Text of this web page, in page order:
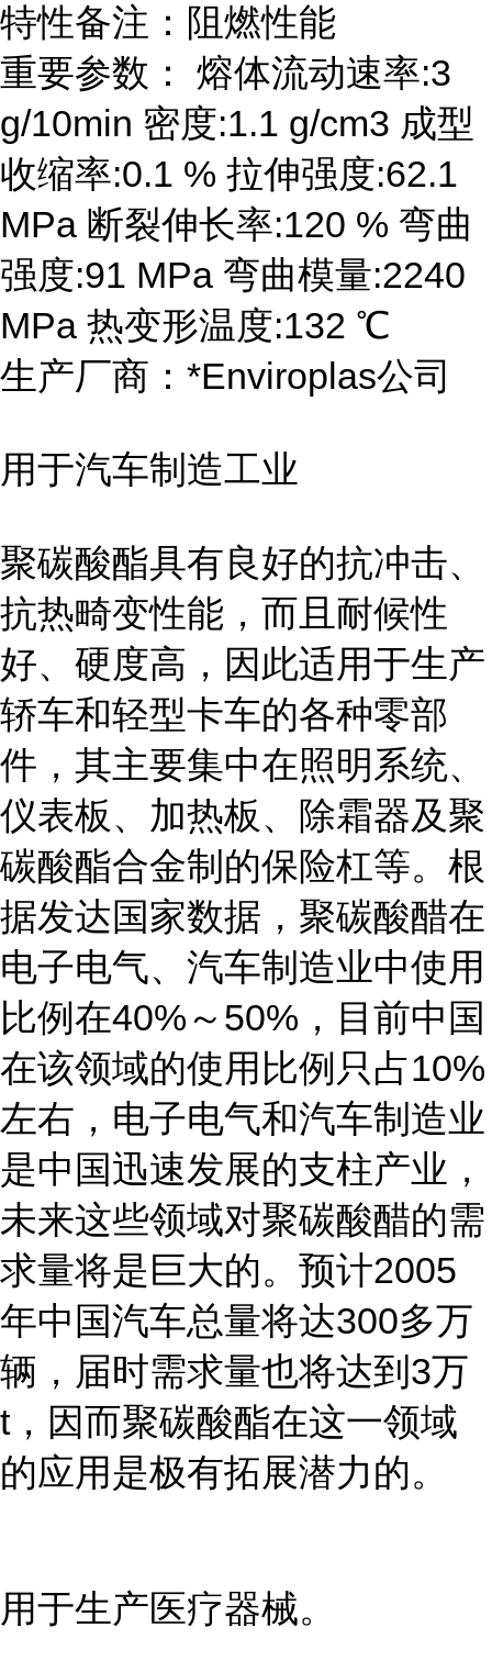
特性备注：阻燃性能
重要参数： 熔体流动速率:3
g/10min 密度:1.1 g/cm3 成型
收缩率:0.1 % 拉伸强度:62.1
MPa 断裂伸长率:120 % 弯曲
强度:91 MPa 弯曲模量:2240
MPa 热变形温度:132 ℃
生产厂商：*Enviroplas公司
用于汽车制造工业
聚碳酸酯具有良好的抗冲击、
抗热畸变性能，而且耐候性
好、硬度高，因此适用于生产
轿车和轻型卡车的各种零部
件，其主要集中在照明系统、
仪表板、加热板、除霜器及聚
碳酸酯合金制的保险杠等。根
据发达国家数据，聚碳酸醋在
电子电气、汽车制造业中使用
比例在40%～50%，目前中国
在该领域的使用比例只占10%
左右，电子电气和汽车制造业
是中国迅速发展的支柱产业，
未来这些领域对聚碳酸醋的需
求量将是巨大的。预计2005
年中国汽车总量将达300多万
辆，届时需求量也将达到3万
t，因而聚碳酸酯在这一领域
的应用是极有拓展潜力的。
用于生产医疗器械。